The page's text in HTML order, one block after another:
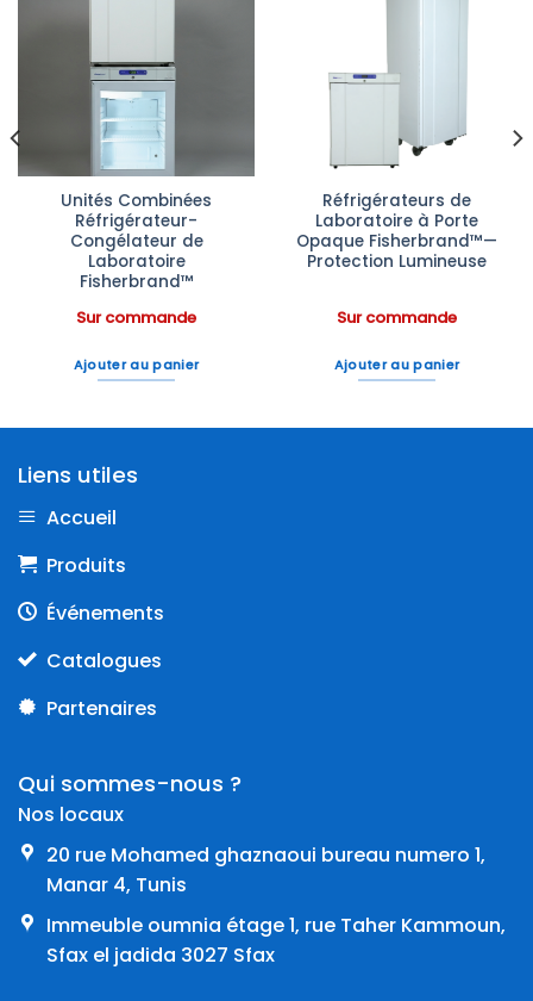
Unités Combinées
Réfrigérateur-
Congélateur de
Laboratoire
Fisherbrand™
Sur commande
Ajouter au panier
Réfrigérateurs de
Laboratoire à Porte
Opaque Fisherbrand™—
Protection Lumineuse
Sur commande
Ajouter au panier
Liens utiles
Accueil
Produits
Événements
Catalogues
Partenaires
Qui sommes-nous ?
Nos locaux
20 rue Mohamed ghaznaoui bureau numero 1,
Manar 4, Tunis
Immeuble oumnia étage 1, rue Taher Kammoun,
Sfax el jadida 3027 Sfax